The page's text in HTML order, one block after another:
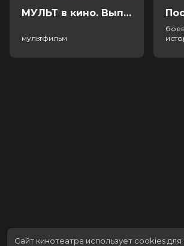
МУЛЬТ в кино. Выпуск №198. Некогда скучать (0+)
мультфильм
Сайт кинотеатра использует cookies